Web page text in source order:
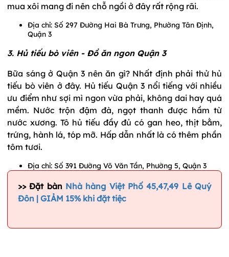
mua xôi mang đi nên chỗ ngồi ở đây rất rộng rãi.
Địa chỉ: Số 297 Đường Hai Bà Trưng, Phường Tân Định,
​​Quận 3
3. Hủ tiếu bò viên - Đồ ăn ngon Quận 3
Bữa sáng ở Quận 3 nên ăn gì? Nhất định phải thử hủ
tiếu bò viên ở đây. Hủ tiếu Quận 3 nổi tiếng với nhiều
ưu điểm như sợi mì ngon vừa phải, không dai hay quá
mềm. Nước trộn đậm đà, ngọt thanh được hầm từ
nước xương. Tô hủ tiếu đầy đủ có gan heo, thịt bằm,
trứng, hành lá, tóp mỡ. Hấp dẫn nhất là có thêm phần
tôm tươi.
Địa chỉ: Số 391 Đường Võ Văn Tần, Phường 5, Quận 3
>> Đặt bàn Nhà hàng Việt Phố 45,47,49 Lê Quý
Đôn | GIẢM 15% khi đặt tiệc